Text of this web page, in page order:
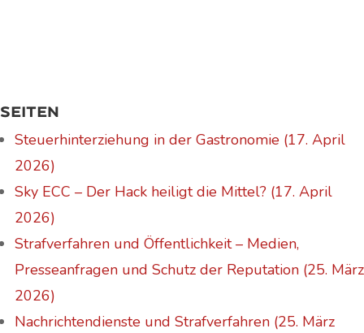
Seiten
Steuerhinterziehung in der Gastronomie (17. April
2026)
Sky ECC – Der Hack heiligt die Mittel? (17. April
2026)
Strafverfahren und Öffentlichkeit – Medien,
Presseanfragen und Schutz der Reputation (25. März
2026)
Nachrichtendienste und Strafverfahren (25. März